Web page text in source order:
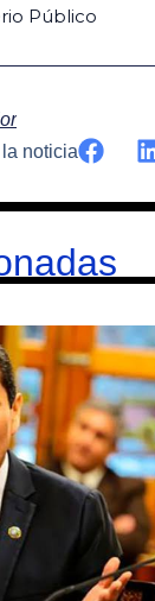
Público
noticia